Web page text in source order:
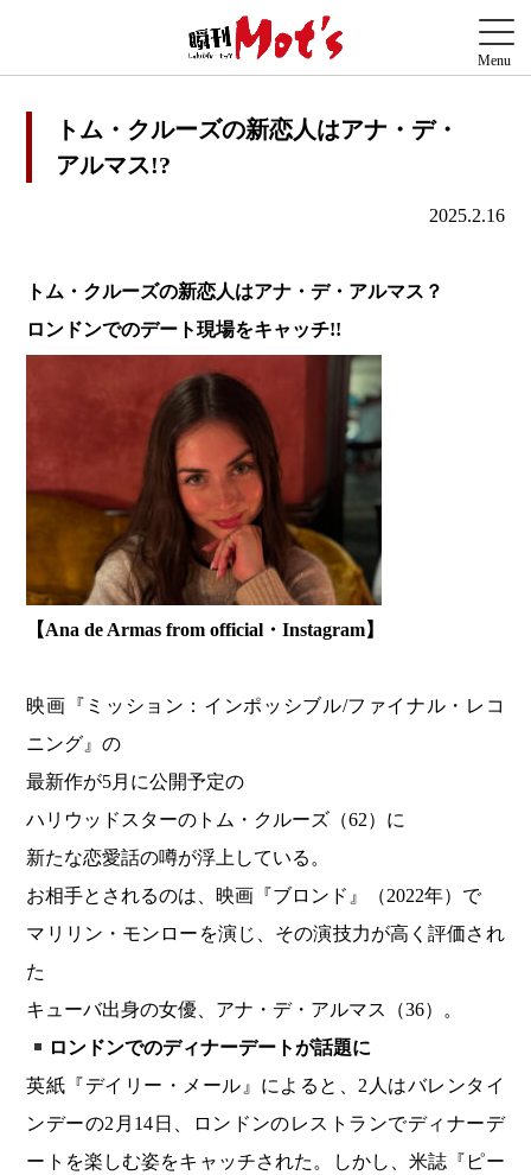
トム・クルーズの新恋人はアナ・デ・
アルマス!?
2025.2.16
トム・クルーズの新恋人はアナ・デ・アルマス？
ロンドンでのデート現場をキャッチ!!
【Ana de Armas from official・Instagram】
映画『ミッション：インポッシブル/ファイナル・レコ
ニング』の
最新作が5月に公開予定の
ハリウッドスターのトム・クルーズ（62）に
新たな恋愛話の噂が浮上している。
お相手とされるのは、映画『ブロンド』（2022年）で
マリリン・モンローを演じ、その演技力が高く評価され
た
キューバ出身の女優、アナ・デ・アルマス（36）。
ロンドンでのディナーデートが話題に
英紙『デイリー・メール』によると、2人はバレンタイ
ンデーの2月14日、ロンドンのレストランでディナーデ
ートを楽しむ姿をキャッチされた。しかし、米誌『ピー